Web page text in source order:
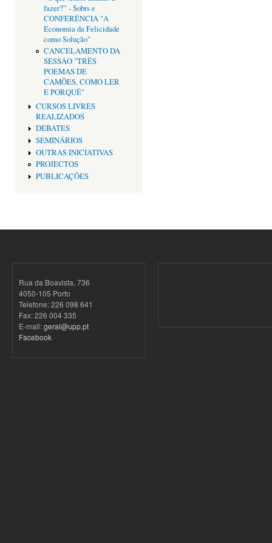
fazer?” - Sobrs e
CONFERÊNCIA "A
Economia da Felicidade
como Solução"
CANCELAMENTO DA
SESSÂO "TRÊS
POEMAS DE
CAMÕES, COMO LER
E PORQUÊ"
CURSOS LIVRES
REALIZADOS
DEBATES
SEMINÁRIOS
OUTRAS INICIATIVAS
PROJECTOS
PUBLICAÇÕES
Rua da Boavista, 736
4050-105 Porto
Telefone: 226 098 641
Fax: 226 004 335
E-mail:geral@upp.pt
Facebook